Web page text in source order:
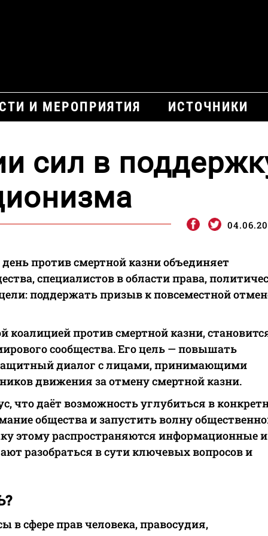
И МЕРОПРИЯТИЯ ИСТОЧНИКИ
сил в
против смертной казни объединяет
специалистов в области права,
поддержать призыв к повсеместной
коалицией против смертной казни,
сообщества. Его цель — повышать
диалог с лицами, принимающими
движения за отмену смертной казни.
что даёт возможность углубиться в
общества и запустить волну
этому распространяются информационные и
разобраться в сути ключевых вопросов и
в сфере прав человека, правосудия,